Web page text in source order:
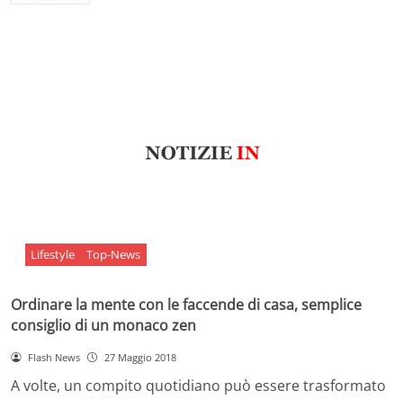
Lifestyle Top-News
Ordinare la mente con le faccende di casa, semplice
consiglio di un monaco zen
Flash News 27 Maggio 2018
A volte, un compito quotidiano può essere trasformato